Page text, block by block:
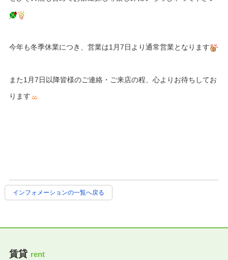
今年も冬季休業につき、営業は1月7日より通常営業となります
また1月7日以降皆様のご連絡・ご来店の程、心よりお待ちしてお
ります
インフォメーションの一覧へ戻る
賃貸 rent